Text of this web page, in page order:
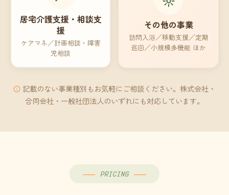
居宅介護支援・相談支
援
ケアマネ／計画相談・障害
児相談
その他の事業
訪問入浴／移動支援／定期
巡回／小規模多機能 ほか
記載のない事業種別もお気軽にご相談ください。株式会社・
合同会社・一般社団法人のいずれにも対応しています。
PRICING